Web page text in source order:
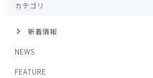
カテゴリ
新着情報
NEWS
FEATURE